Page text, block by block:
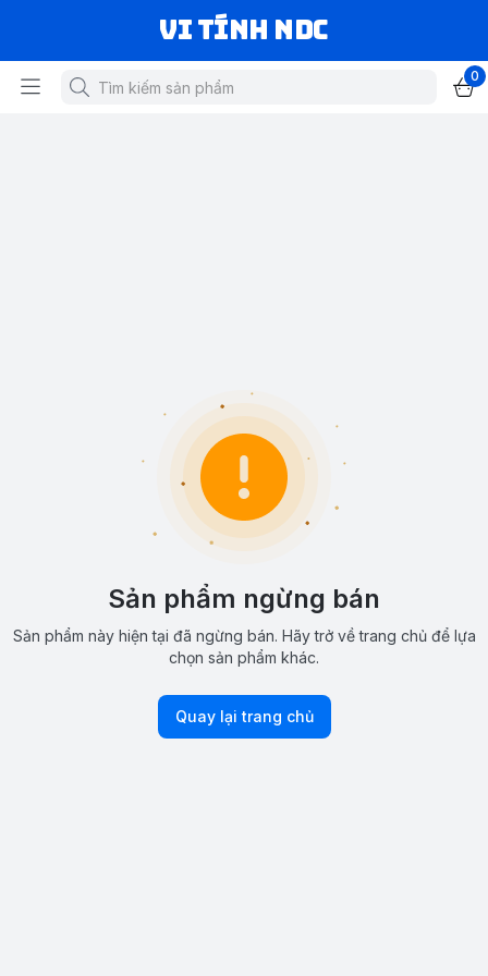
VI TÍNH NDC
0
Sản phẩm ngừng bán
Sản phẩm này hiện tại đã ngừng bán. Hãy trở về trang chủ để lựa
chọn sản phẩm khác.
Quay lại trang chủ